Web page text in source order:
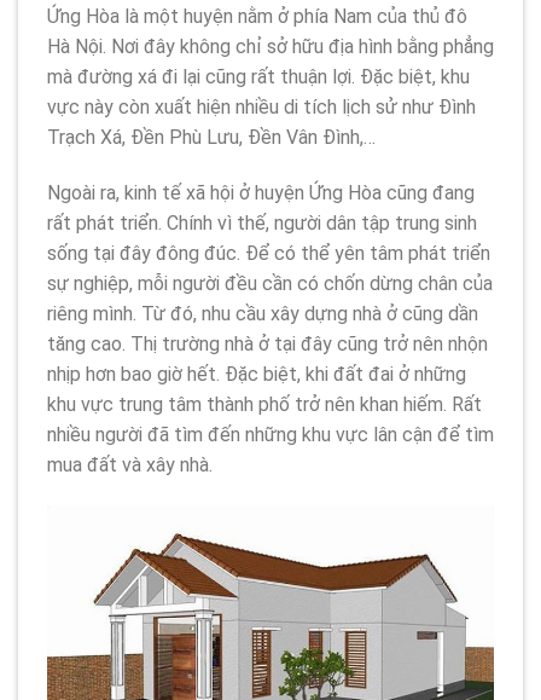
Ứng Hòa là một huyện nằm ở phía Nam của thủ đô
Hà Nội. Nơi đây không chỉ sở hữu địa hình bằng phẳng
mà đường xá đi lại cũng rất thuận lợi. Đặc biệt, khu
vực này còn xuất hiện nhiều di tích lịch sử như Đình
Trạch Xá, Đền Phù Lưu, Đền Vân Đình,…
Ngoài ra, kinh tế xã hội ở huyện Ứng Hòa cũng đang
rất phát triển. Chính vì thế, người dân tập trung sinh
sống tại đây đông đúc. Để có thể yên tâm phát triển
sự nghiệp, mỗi người đều cần có chốn dừng chân của
riêng mình. Từ đó, nhu cầu xây dựng nhà ở cũng dần
tăng cao. Thị trường nhà ở tại đây cũng trở nên nhộn
nhịp hơn bao giờ hết. Đặc biệt, khi đất đai ở những
khu vực trung tâm thành phố trở nên khan hiếm. Rất
nhiều người đã tìm đến những khu vực lân cận để tìm
mua đất và xây nhà.